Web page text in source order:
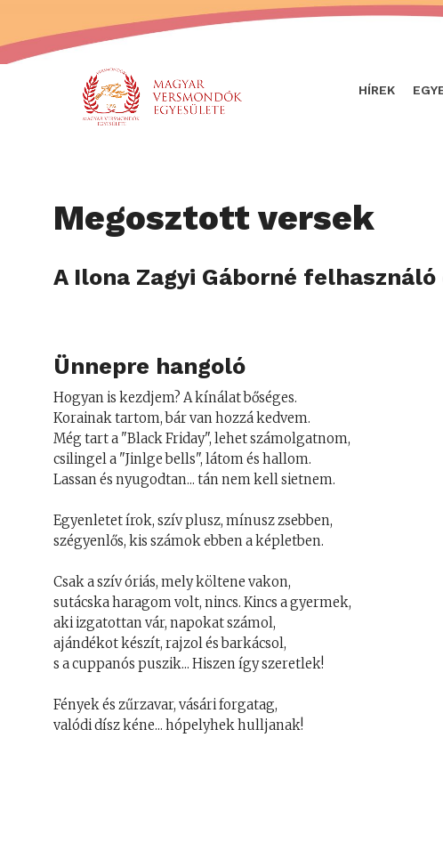
HÍREK
Megosztott versek
A Ilona Zagyi Gáborné felhasználó
Ünnepre hangoló
Hogyan is kezdjem? A kínálat bőséges.
Korainak tartom, bár van hozzá kedvem.
Még tart a "Black Friday", lehet számolgatnom,
csilingel a "Jinlge bells", látom és hallom.
Lassan és nyugodtan... tán nem kell sietnem.
Egyenletet írok, szív plusz, mínusz zsebben,
szégyenlős, kis számok ebben a képletben.
Csak a szív óriás, mely költene vakon,
sutácska haragom volt, nincs. Kincs a gyermek,
aki izgatottan vár, napokat számol,
ajándékot készít, rajzol és barkácsol,
s a cuppanós puszik... Hiszen így szeretlek!
Fények és zűrzavar, vásári forgatag,
valódi dísz kéne... hópelyhek hulljanak!